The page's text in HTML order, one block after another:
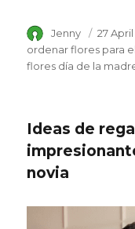
Author
Jenny
Posted
on
27
ordenar flores para
flores día de la
Ideas de
novia